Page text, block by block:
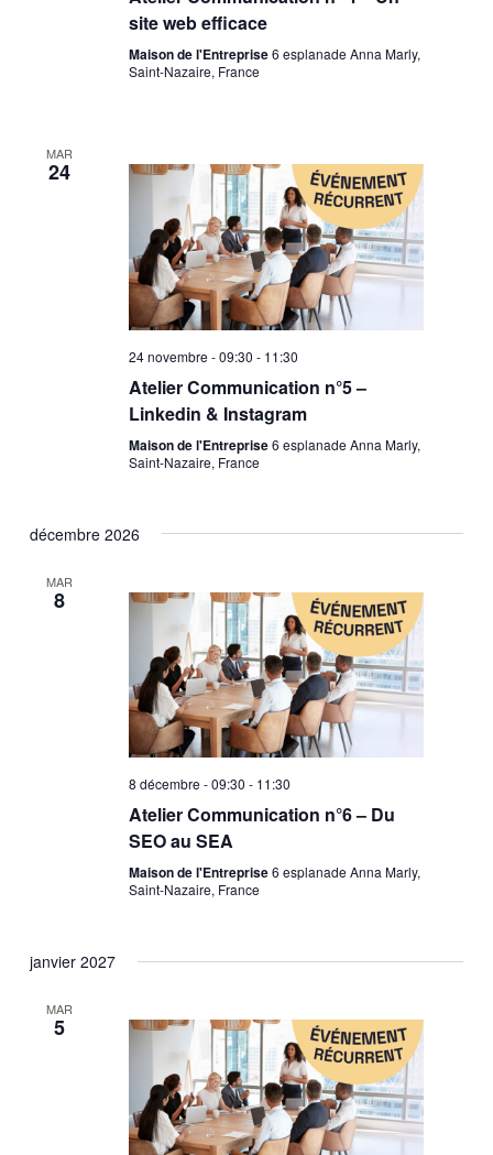
site web efficace
Maison de l'Entreprise6 esplanade Anna Marly,
Saint-Nazaire, France
MAR
24
24 novembre - 09:30 - 11:30
Atelier Communication n°5 –
Linkedin & Instagram
Maison de l'Entreprise6 esplanade Anna Marly,
Saint-Nazaire, France
décembre 2026
MAR
8
8 décembre - 09:30 - 11:30
Atelier Communication n°6 – Du
SEO au SEA
Maison de l'Entreprise6 esplanade Anna Marly,
Saint-Nazaire, France
janvier 2027
MAR
5